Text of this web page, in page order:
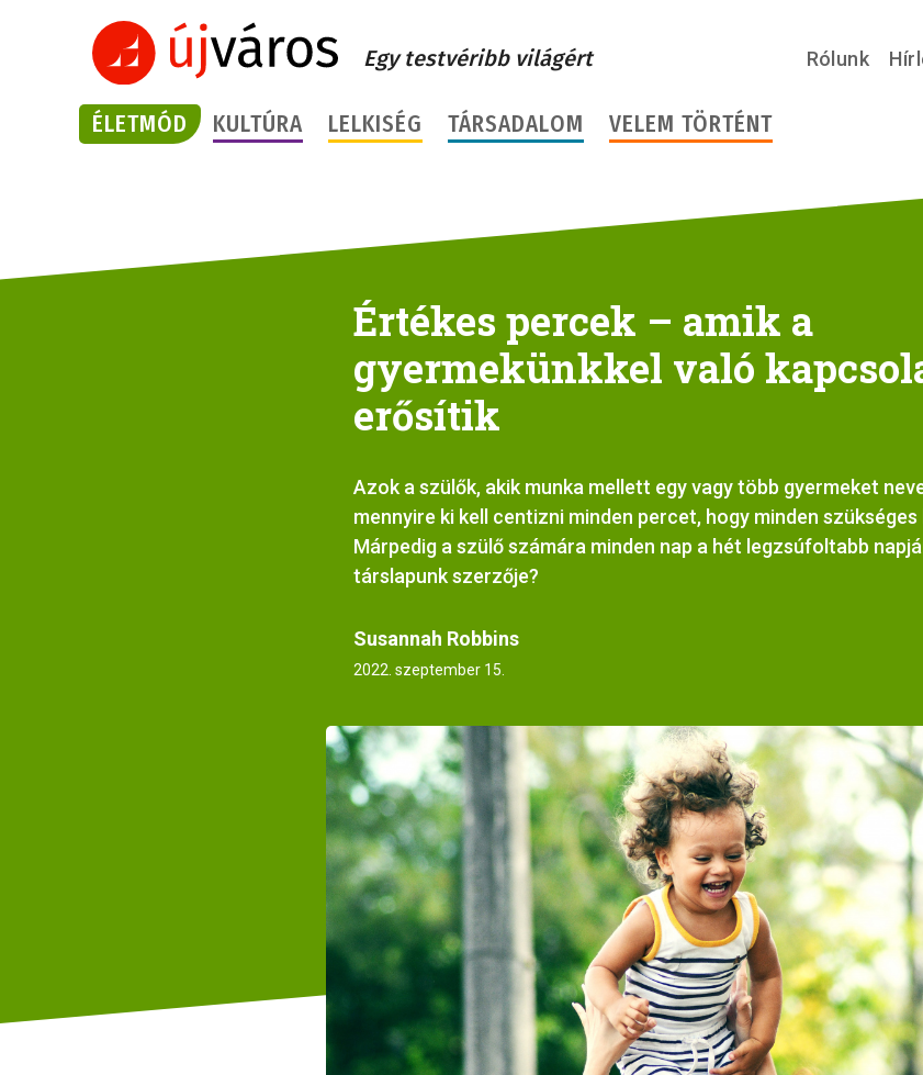
Egy testvéribb világért Rólunk
ÉLETMÓD KULTÚRA LELKISÉG TÁRSADALOM VELEM TÖRTÉNT
Értékes percek – amik a
gyermekünkkel való
erősítik
Azok a szülők, akik munka mellett egy vagy több gyermeket
mennyire ki kell centizni minden percet, hogy minden
Márpedig a szülő számára minden nap a hét legzsúfoltabb
társlapunk szerzője?
Susannah Robbins
2022. szeptember 15.